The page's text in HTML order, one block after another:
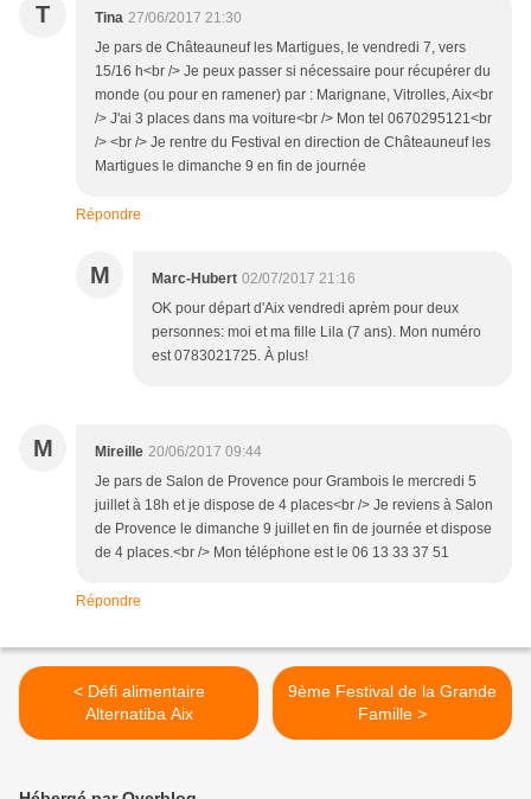
T Tina 27/06/2017 21:30
Je pars de Châteauneuf les Martigues, le vendredi 7, vers
15/16 h<br /> Je peux passer si nécessaire pour récupérer du
monde (ou pour en ramener) par : Marignane, Vitrolles, Aix<br
/> J'ai 3 places dans ma voiture<br /> Mon tel 0670295121<br
/> <br /> Je rentre du Festival en direction de Châteauneuf les
Martigues le dimanche 9 en fin de journée
Répondre
M Marc-Hubert 02/07/2017 21:16
OK pour départ d'Aix vendredi aprèm pour deux
personnes: moi et ma fille Lila (7 ans). Mon numéro
est 0783021725. À plus!
M Mireille 20/06/2017 09:44
Je pars de Salon de Provence pour Grambois le mercredi 5
juillet à 18h et je dispose de 4 places<br /> Je reviens à Salon
de Provence le dimanche 9 juillet en fin de journée et dispose
de 4 places.<br /> Mon téléphone est le 06 13 33 37 51
Répondre
< Défi alimentaire
Alternatiba Aix
9ème Festival de la Grande
Famille >